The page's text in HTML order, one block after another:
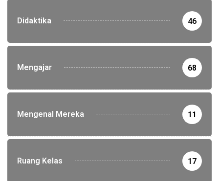
Didaktika 46
Mengajar 68
Mengenal Mereka 11
Ruang Kelas 17